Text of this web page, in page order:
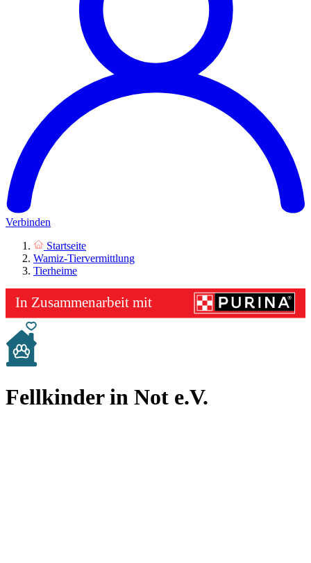
Verbinden
Startseite
Wamiz-Tiervermittlung
Tierheime
Fellkinder in Not e.V.